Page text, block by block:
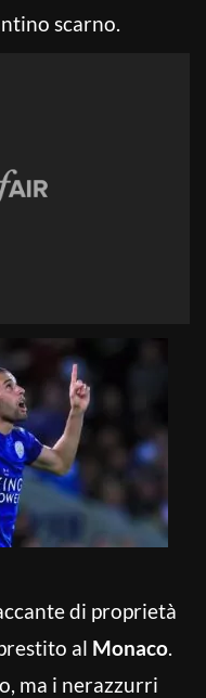
scarno.
di proprietà
al Monaco.
ma i nerazzurri